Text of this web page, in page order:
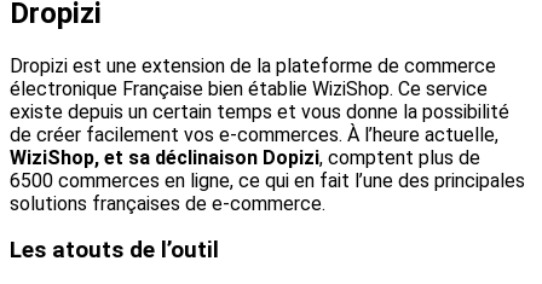
Dropizi
Dropizi est une extension de la plateforme de commerce
électronique Française bien établie WiziShop. Ce service
existe depuis un certain temps et vous donne la possibilité
de créer facilement vos e-commerces. À l’heure actuelle,
WiziShop, et sa déclinaison Dopizi, comptent plus de
6500 commerces en ligne, ce qui en fait l’une des principales
solutions françaises de e-commerce.
Les atouts de l’outil